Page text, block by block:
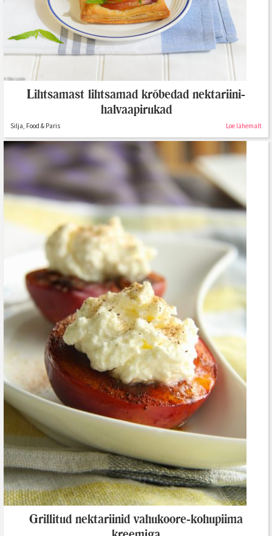
Lihtsamast lihtsamad krõbedad nektariini-
halvaapirukad
Silja, Food & Paris Loe lähemalt
Grillitud nektariinid vahukoore-kohupiima